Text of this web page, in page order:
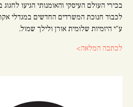
בכירי העולם העיסקי והאומנותי הגיעו
לכבוד חנוכת המשרדים החדשים במגדלי
ע"י היזמיות שלומית אורן ולילך שמול.
לכתבה המלאה>